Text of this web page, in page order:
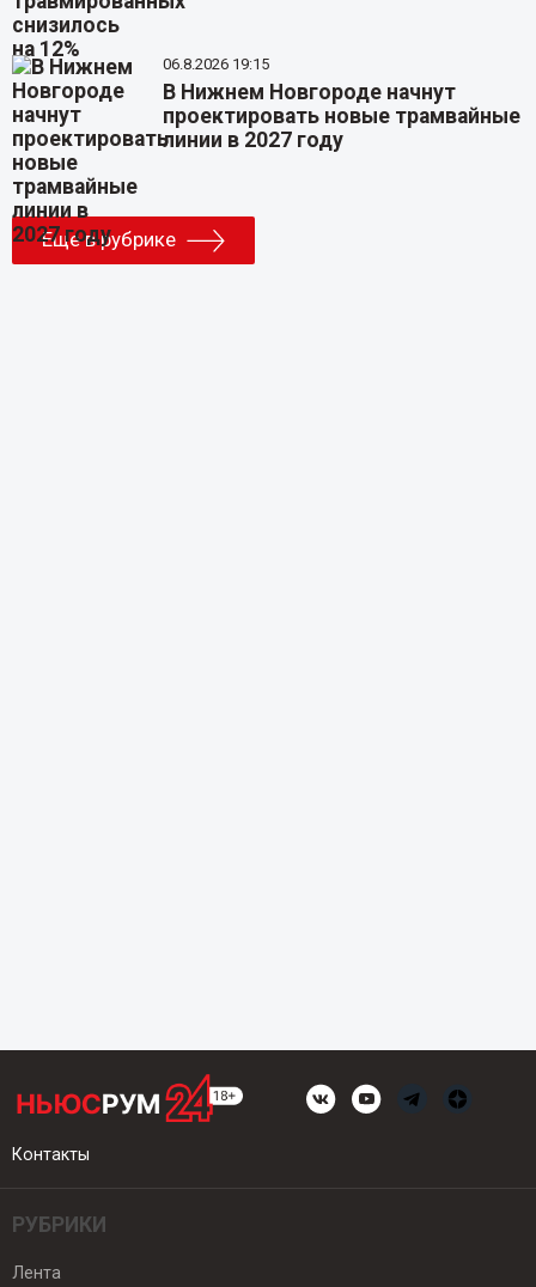
06.8.2026 19:15
В Нижнем Новгороде начнут
проектировать новые трамвайные
линии в 2027 году
Еще в рубрике
Контакты
РУБРИКИ
Лента